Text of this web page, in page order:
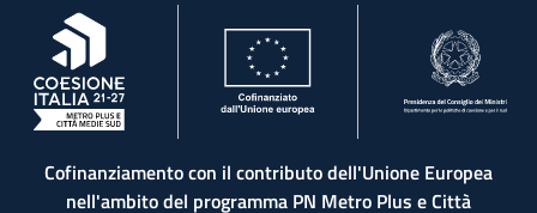
, apre in una nuova scheda
Cofinanziamento con il contributo dell'Unione Europea
nell'ambito del programma PN Metro Plus e Città